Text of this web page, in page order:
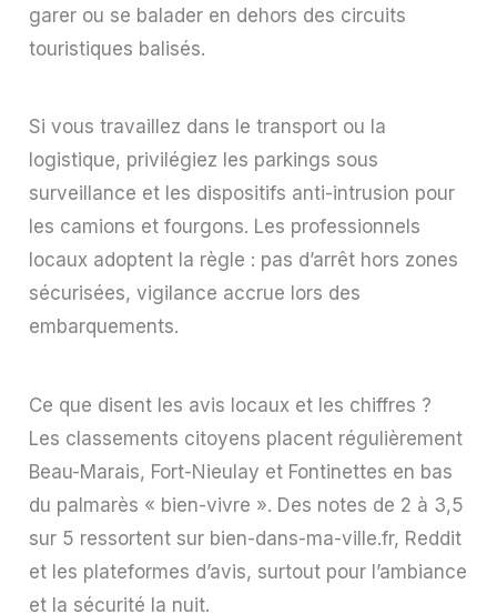
garer ou se balader en dehors des circuits
touristiques balisés.
Si vous travaillez dans le transport ou la
logistique, privilégiez les parkings sous
surveillance et les dispositifs anti-intrusion pour
les camions et fourgons. Les professionnels
locaux adoptent la règle : pas d’arrêt hors zones
sécurisées, vigilance accrue lors des
embarquements.
Ce que disent les avis locaux et les chiffres ?
Les classements citoyens placent régulièrement
Beau-Marais, Fort-Nieulay et Fontinettes en bas
du palmarès « bien-vivre ». Des notes de 2 à 3,5
sur 5 ressortent sur bien-dans-ma-ville.fr, Reddit
et les plateformes d’avis, surtout pour l’ambiance
et la sécurité la nuit.